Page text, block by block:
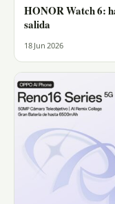
HONOR Watch 6:
salida
18 Jun 2026